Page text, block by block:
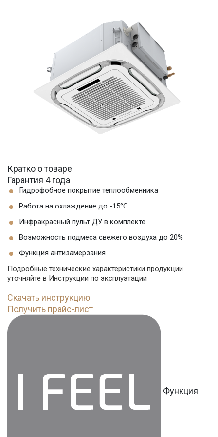
Кратко о товаре
Гарантия 4 года
Гидрофобное покрытие теплообменника
Работа на охлаждение до -15°С
Инфракрасный пульт ДУ в комплекте
Возможность подмеса свежего воздуха до 20%
Функция антизамерзания
Подробные технические характеристики продукции
уточняйте в Инструкции по эксплуатации
Скачать инструкцию
Получить прайс-лист
Функция